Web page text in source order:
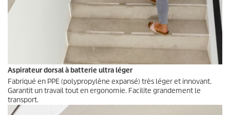
Aspirateur dorsal à batterie ultra léger
Fabriqué en PPE (polypropylène expansé) très léger et innovant.
Garantit un travail tout en ergonomie. Facilite grandement le
transport.